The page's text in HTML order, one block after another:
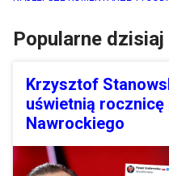
Popularne dzisiaj
Krzysztof
uświetnią
Nawrockiego